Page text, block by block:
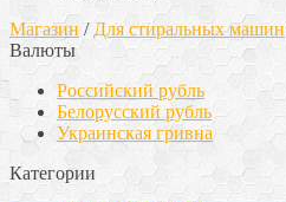
Магазин / Для стиральных машин
Валюты
Российский рубль
Белорусский рубль
Украинская гривна
Категории